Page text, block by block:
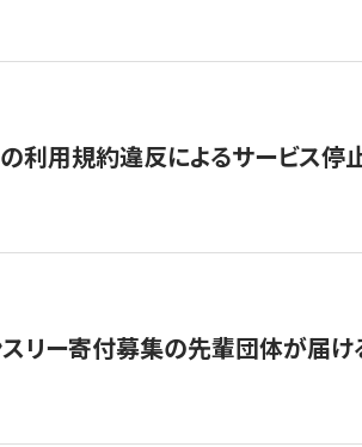
利用規約違反によるサービス停
リー寄付募集の先輩団体が届